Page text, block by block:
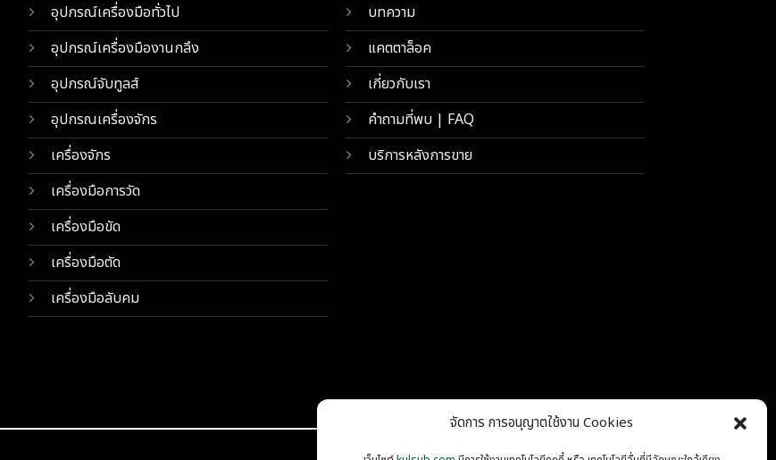
จัดการ การอนุญาตใช้งาน Cookies
อุปกรณ์เครื่องมือทั่วไป
อุปกรณ์เครื่องมืองานกลึง
อุปกรณ์จับทูลส์
อุปกรณเครื่องจักร
เครื่องจักร
เครื่องมือการวัด
เครื่องมือขัด
เครื่องมือตัด
เครื่องมือลับคม
บทความ
แคตตาล็อค
เกี่ยวกับเรา
คำถามที่พบ | FAQ
บริการหลังการขาย